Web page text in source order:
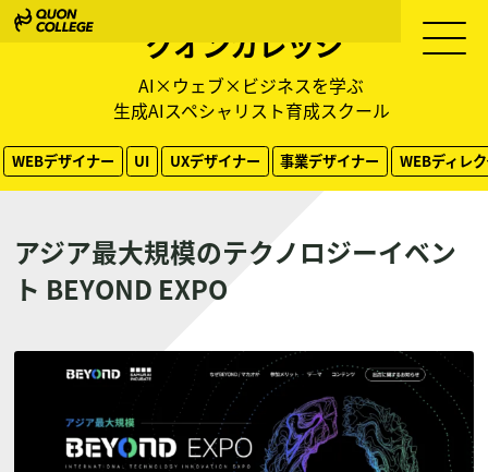
クオンカレッジ
AI×ウェブ×ビジネスを学ぶ
生成AIスペシャリスト育成スクール
WEBデザイナー UI UXデザイナー 事業デザイナー WEBディレ
アジア最大規模のテクノロジーイベン
ト BEYOND EXPO